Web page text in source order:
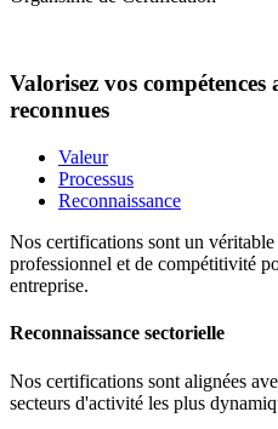
Valorisez vos
reconnues
Valeur
Processus
Reconnaissance
Nos certifications sont un
professionnel et de compétitivité
entreprise.
Reconnaissance sectorielle
Nos certifications sont alignées
secteurs d'activité les plus